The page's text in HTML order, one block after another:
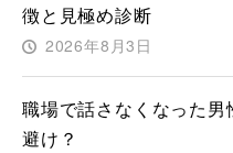
徴と見極め診断
2026年8月3日
職場で話さなくなった
避け？